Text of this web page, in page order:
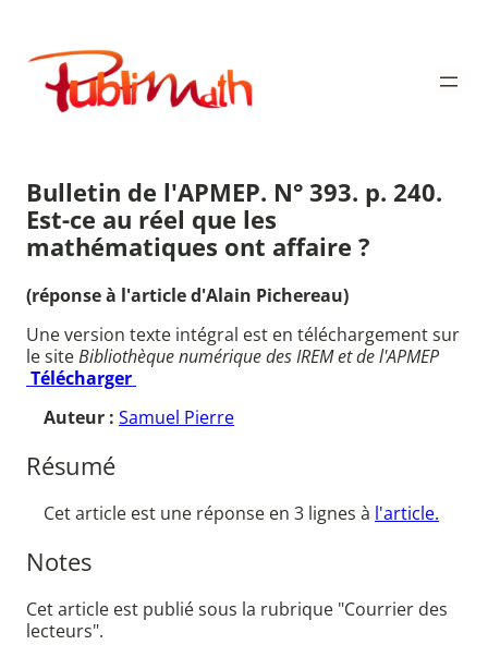
contenu
Publimath
Bulletin de l'APMEP. N° 393. p. 240.
Est-ce au réel que les
mathématiques ont affaire ?
(réponse à l'article d'Alain Pichereau)
Une version texte intégral est en téléchargement sur
le siteBibliothèque numérique des IREM et de l'APMEP
Télécharger
Auteur : Samuel Pierre
Résumé
Cet article est une réponse en 3 lignes à l'article.
Notes
Cet article est publié sous la rubrique "Courrier des
lecteurs".